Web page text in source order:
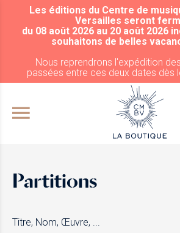
ALLER AU CONTENU
Les éditions du Centre de
Versailles seront
du 08 août 2026 au 20 août 2026
souhaitons de belles
Nous reprendrons l'expédition
passées entre ces deux dates dès
Partitions